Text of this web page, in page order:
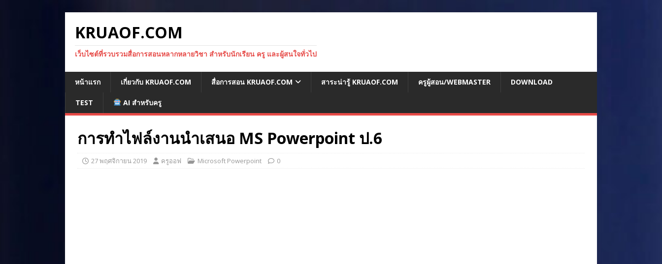
KRUAOF.COM
เว็บไซต์ที่รวบรวมสื่อการสอนหลากหลายวิชา สำหรับนักเรียน ครู และผู้สนใจทั่วไป
หน้าแรก เกี่ยวกับ KRUAOF.COM สื่อการสอน KRUAOF.COM สาระน่ารู้ KRUAOF.COM ครูผู้สอน/WEBMASTER DOWNLOAD
TEST AI สำหรับครู
การทำไฟล์งานนำเสนอ MS Powerpoint ป.6
27 พฤศจิกายน 2019 ครูออฟ Microsoft Powerpoint 0